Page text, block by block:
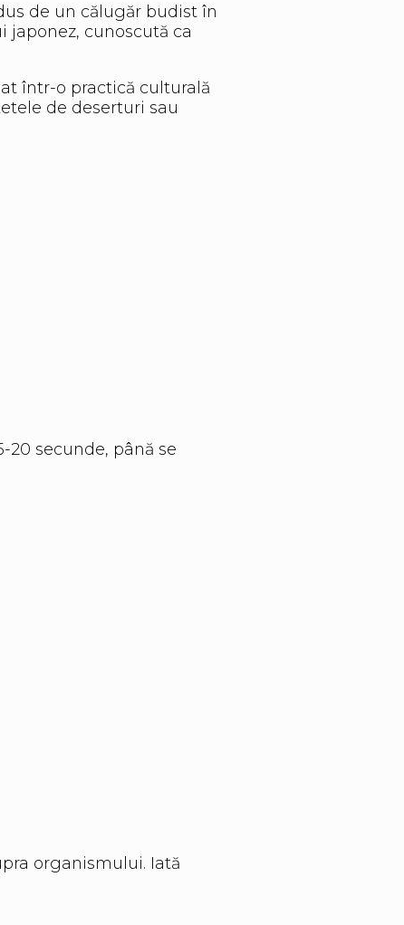
de un călugăr budist în
japonez, cunoscută ca
într-o practică culturală
de deserturi sau
20 secunde, până se
organismului. Iată